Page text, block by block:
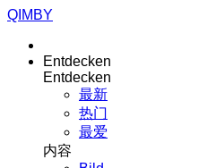
QIMBY
Entdecken
Entdecken
最新
热门
最爱
内容